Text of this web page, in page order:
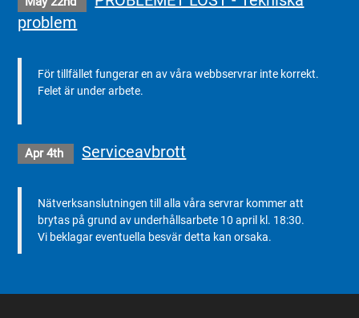
problem
För tillfället fungerar en av våra webbservrar inte korrekt.
Felet är under arbete.
Apr 4th Serviceavbrott
Nätverksanslutningen till alla våra servrar kommer att
brytas på grund av underhållsarbete 10 april kl. 18:30.
Vi beklagar eventuella besvär detta kan orsaka.